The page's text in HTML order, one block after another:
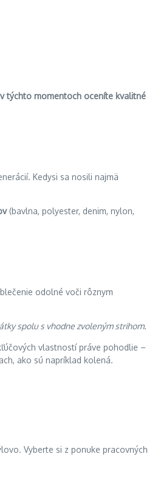
týchto momentoch oceníte kvalitné
Kedysi sa nosili najmä
(bavlna, polyester, denim, nylon,
odolné voči rôznym
spolu s vhodne zvoleným strihom.
vlastností práve pohodlie –
ako sú napríklad kolená.
Vyberte si z ponuke pracovných